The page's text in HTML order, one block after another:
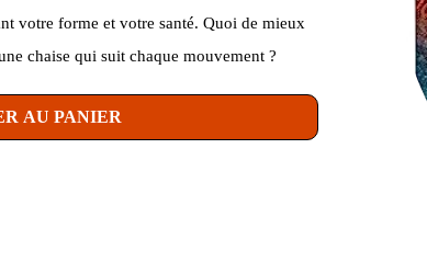
votre forme et votre santé. Quoi de mieux
chaise qui suit chaque mouvement ?
AU PANIER